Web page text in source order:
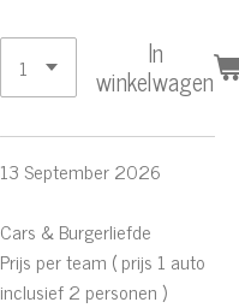
In
winkelwagen
13 September 2026
Cars & Burgerliefde
Prijs per team ( prijs 1 auto
inclusief 2 personen )